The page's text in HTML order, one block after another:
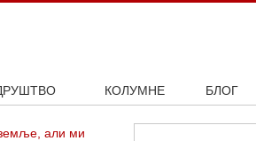
КОЛУМНЕ БЛОГ
али ми